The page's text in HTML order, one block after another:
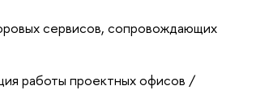
сервисов, сопровождающих
работы проектных офисов /